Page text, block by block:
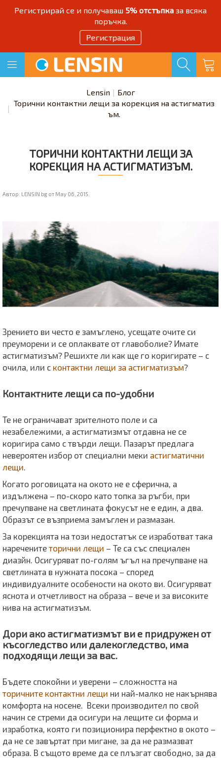
Регистрирай се и получаваш 5% отстъпка за всяка
поръчка.
Регистрация
Lensin
Блог
Торични контактни лещи за корекция на астигматиз
ъм.
ТОРИЧНИ КОНТАКТНИ ЛЕЩИ ЗА
КОРЕКЦИЯ НА АСТИГМАТИЗЪМ.
Автор: LENSIN bg от May 06, 2015
Зрението ви често е замъглено, усещате очите си
преуморени и се оплаквате от главоболие? Имате
астигматизъм? Решихте ли как ще го коригирате – с
очила, или с контактни лещи за астигматизъм?
Контактните лещи са по-удобни
Те не ограничават зрителното поле и са
незабележими, а астигматизмът отдавна не се
коригира само с твърди лещи. Пазарът предлага
невероятен избор от специални меки астигматични
лещи
Когато роговицата на окото не е сферична, а
издължена – по-скоро като топка за ръгби, при
пречупване на светлината фокусът не е един, а два.
Образът се възприема замъглен и размазан.
За корекцията на този недостатък се изработват така
наречените торични лещи – Те са със специален
диазйн. Осигуряват по-голям ъгъл на пречупване на
светлината в нужната посока – според
индивидуалните особености на окото ви. Осигуряват
яснота и отчетливост на образа – вече и за високите
нива на астигматизъм.
Дори ако астигматизмът ви е придружен от
късогледство или далекогледство, има
подходящи лещи за вас.
Бъдете спокойни и уверени – сложността на
торичните контактни лещи ни най-малко не накърнява
комфорта на носене. Всеки производител по свой
начин се стреми да осигури на лещите си форма и
изработка, която ги позиционира перфектно в окото –
да не се завъртат при мигане, за да не размазват
образа. В същото време да се плъзгат свободно, за да